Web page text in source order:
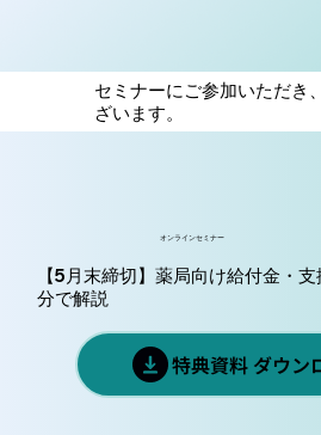
セミナーにご参加いただき
ざいます。
オンラインセミナー
【5月末締切】薬局向け給付金・
分で解説
特典資料 ダウン